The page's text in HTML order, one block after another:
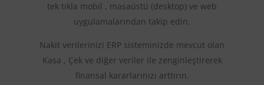
tek tıkla mobil , masaüstü (desktop) ve web
uygulamalarından takip edin.
Nakit verilerinizi ERP sisteminizde mevcut olan
Kasa , Çek ve diğer veriler ile zenginleştirerek
finansal kararlarınızı arttırın.